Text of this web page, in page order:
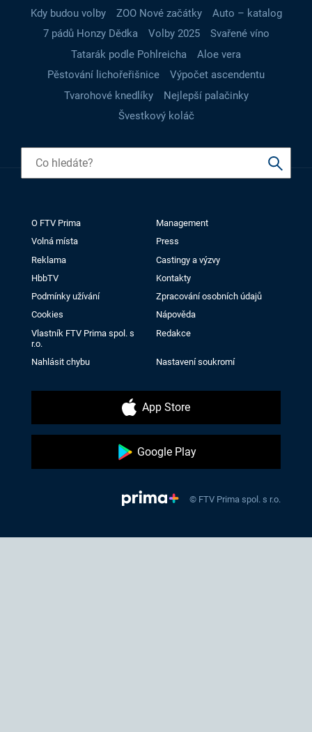
Kdy budou volby
ZOO Nové začátky
Auto – katalog
7 pádů Honzy Dědka
Volby 2025
Svařené víno
Tatarák podle Pohlreicha
Aloe vera
Pěstování lichořeřišnice
Výpočet ascendentu
Tvarohové knedlíky
Nejlepší palačinky
Švestkový koláč
O FTV Prima
Management
Volná místa
Press
Reklama
Castingy a výzvy
HbbTV
Kontakty
Podmínky užívání
Zpracování osobních údajů
Cookies
Nápověda
Vlastník FTV Prima spol. s
r.o.
Redakce
Nahlásit chybu Nastavení soukromí
App Store
Google Play
© FTV Prima spol. s r.o.